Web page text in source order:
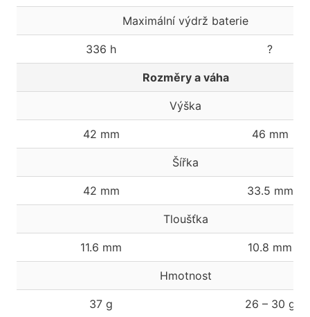
Maximální výdrž baterie
336 h ?
Rozměry a váha
Výška
42 mm 46 mm
Šířka
42 mm 33.5 mm
Tloušťka
11.6 mm 10.8 mm
Hmotnost
37 g 26 – 30 g